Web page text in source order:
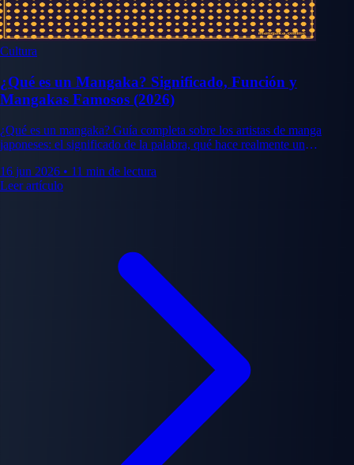
Cultura
¿Qué es un Mangaka? Significado, Función y
Mangakas Famosos (2026)
¿Qué es un mangaka? Guía completa sobre los artistas de manga
japoneses: el significado de la palabra, qué hace realmente un
historia.
16 jun 2026 • 11 min de lectura
Leer artículo